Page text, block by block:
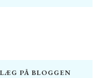
PÅ BLOGGEN